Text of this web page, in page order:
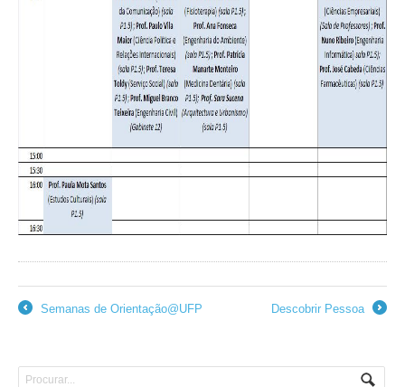
Semanas de Orientação@UFP
Descobrir Pessoa